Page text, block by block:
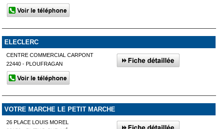
ELECLERC
CENTRE COMMERCIAL CARPONT
22440 - PLOUFRAGAN
VOTRE MARCHE LE PETIT MARCHE
26 PLACE LOUIS MOREL